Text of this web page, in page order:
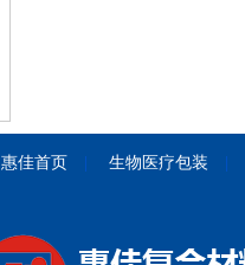
惠佳首页 生物医疗包装